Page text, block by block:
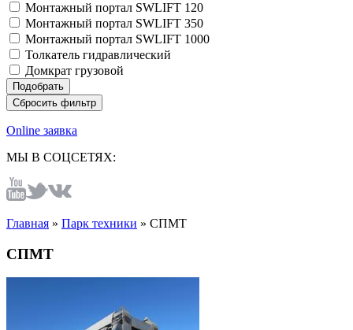
Монтажный портал SWLIFT 120
Монтажный портал SWLIFT 350
Монтажный портал SWLIFT 1000
Толкатель гидравлический
Домкрат грузовой
Online заявка
МЫ В СОЦСЕТЯХ:
Главная » Парк техники » СПМТ
СПМТ